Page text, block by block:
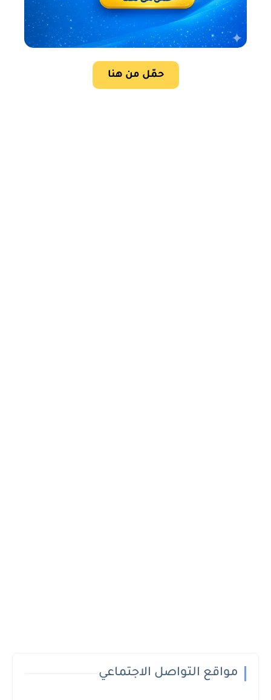
حمّل من هنا
مواقع التواصل الاجتماعي